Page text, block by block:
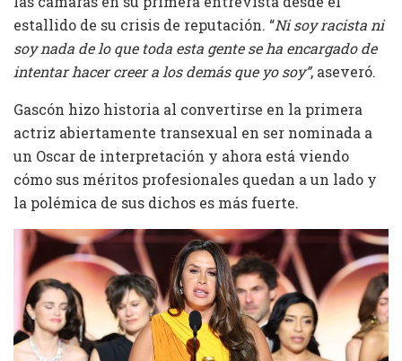
estallido de su crisis de reputación. “Ni soy racista ni
soy nada de lo que toda esta gente se ha encargado de
intentar hacer creer a los demás que yo soy”, aseveró.
Gascón hizo historia al convertirse en la primera
actriz abiertamente transexual en ser nominada a
un Oscar de interpretación y ahora está viendo
cómo sus méritos profesionales quedan a un lado y
la polémica de sus dichos es más fuerte.